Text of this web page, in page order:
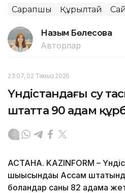
Сарапшы Құрылтай
Назым Бөлесова
Авторлар
23:07, 02 Тамыз 2026
Үндістандағы су
штатта 90 адам
АСТАНА. KAZINFORM –
шығысындағы Ассам
болғандар саны 82 адамға